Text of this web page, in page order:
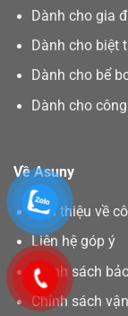
Dành cho gia
Dành cho biệt
Dành cho bể
Dành cho
Về Asuny
Giới thiệu về
Liên hệ góp ý
Chính sách
Chính sách